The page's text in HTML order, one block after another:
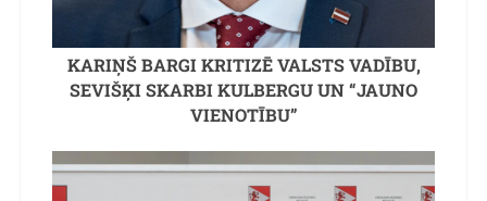
KARIŅŠ BARGI KRITIZĒ VALSTS VADĪBU,
SEVIŠĶI SKARBI KULBERGU UN “JAUNO
VIENOTĪBU”